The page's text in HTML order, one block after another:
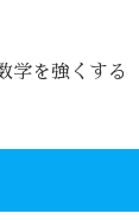
学を強くする